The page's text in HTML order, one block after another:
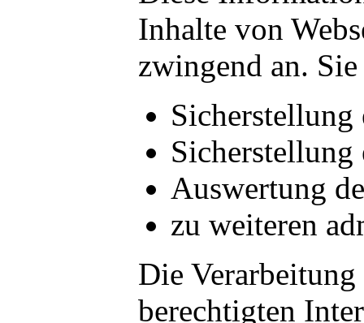
Inhalte von
zwingend an.
Sicherstellung
Sicherstellung
Auswertung
zu weiteren
Die Verarbeitung
berechtigten